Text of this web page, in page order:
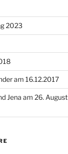
2023
am 16.12.2017
Jena am 26. August